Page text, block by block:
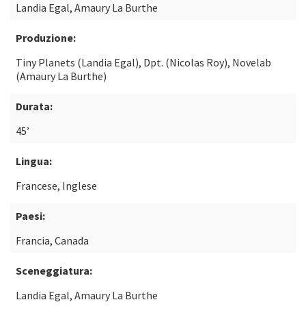
Landia Egal, Amaury La Burthe
Produzione:
Tiny Planets (Landia Egal), Dpt. (Nicolas Roy), Novelab
(Amaury La Burthe)
Durata:
45’
Lingua:
Francese, Inglese
Paesi:
Francia, Canada
Sceneggiatura:
Landia Egal, Amaury La Burthe